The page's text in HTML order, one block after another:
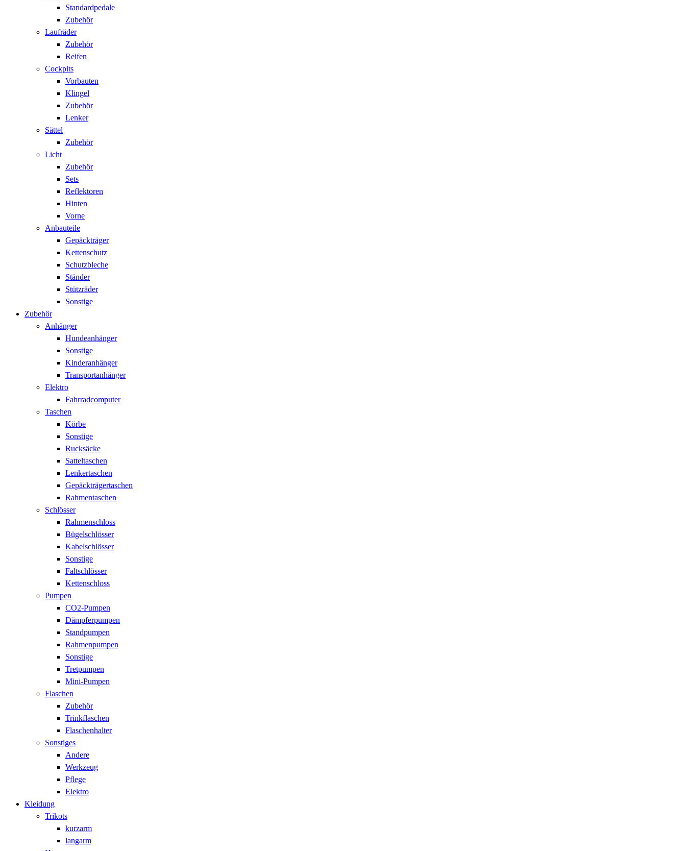
Standardpedale
Zubehör
Laufräder
Zubehör
Reifen
Cockpits
Vorbauten
Klingel
Zubehör
Lenker
Sättel
Zubehör
Licht
Zubehör
Sets
Reflektoren
Hinten
Vorne
Anbauteile
Gepäckträger
Kettenschutz
Schutzbleche
Ständer
Stützräder
Sonstige
Zubehör
Anhänger
Hundeanhänger
Sonstige
Kinderanhänger
Transportanhänger
Elektro
Fahrradcomputer
Taschen
Körbe
Sonstige
Rucksäcke
Satteltaschen
Lenkertaschen
Gepäckträgertaschen
Rahmentaschen
Schlösser
Rahmenschloss
Bügelschlösser
Kabelschlösser
Sonstige
Faltschlösser
Kettenschloss
Pumpen
CO2-Pumpen
Dämpferpumpen
Standpumpen
Rahmenpumpen
Sonstige
Tretpumpen
Mini-Pumpen
Flaschen
Zubehör
Trinkflaschen
Flaschenhalter
Sonstiges
Andere
Werkzeug
Pflege
Elektro
Kleidung
Trikots
kurzarm
langarm